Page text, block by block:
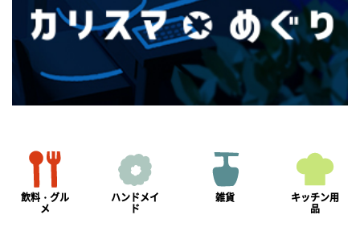
飲料・グル
メ
ハンドメイ
ド
雑貨 キッチン用
品